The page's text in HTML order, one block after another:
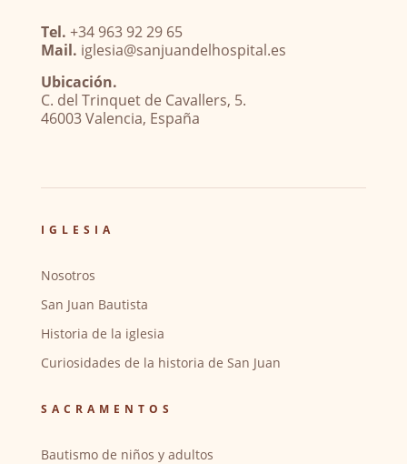
Tel. +34 963 92 29 65
Mail. iglesia@sanjuandelhospital.es
Ubicación.
C. del Trinquet de Cavallers, 5.
46003 Valencia, España
IGLESIA
Nosotros
San Juan Bautista
Historia de la iglesia
Curiosidades de la historia de San Juan
SACRAMENTOS
Bautismo de niños y adultos